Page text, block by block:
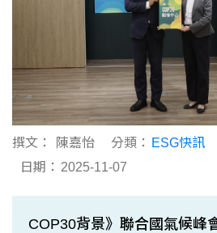
撰文： 陳嘉怡 分類： ESG快訊
日期： 2025-11-07
COP30背景》聯合國氣候峰